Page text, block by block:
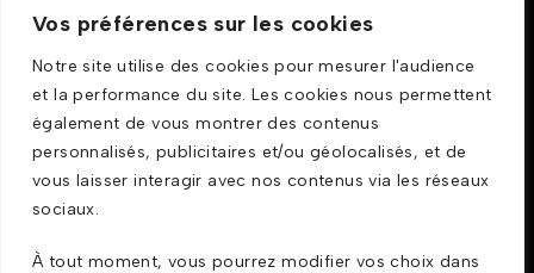
Vos préférences sur les cookies
Notre site utilise des cookies pour mesurer l'audience
et la performance du site. Les cookies nous permettent
également de vous montrer des contenus
personnalisés, publicitaires et/ou géolocalisés, et de
vous laisser interagir avec nos contenus via les réseaux
sociaux.
À tout moment, vous pourrez modifier vos choix dans